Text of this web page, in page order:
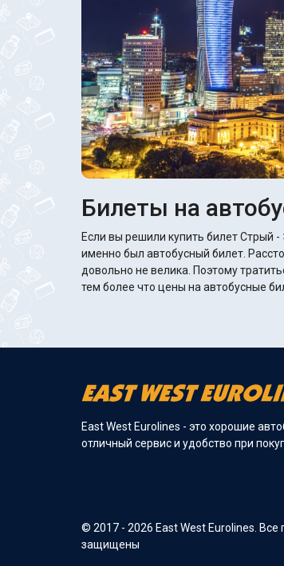
Билеты на
Если вы решили купить билет Стрый
именно был автобусный билет.
довольно не велика. Поэтому
тем более что цены на автобусные
East West Eurolines - это хорошие
отличный сервис и удобство при
© 2017 - 2026 East West Eurolines. Все
защищены